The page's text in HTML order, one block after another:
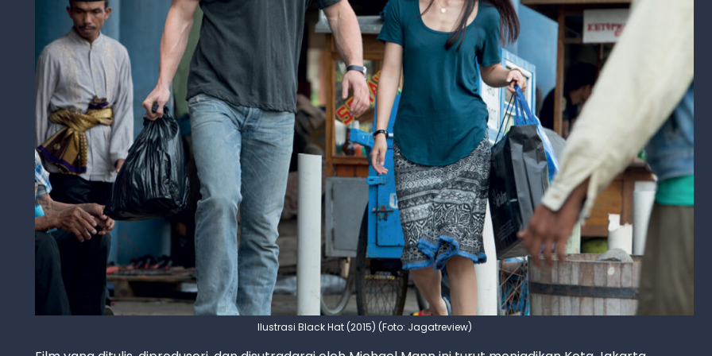
Ilustrasi Black Hat (2015) (Foto: Jagatreview)